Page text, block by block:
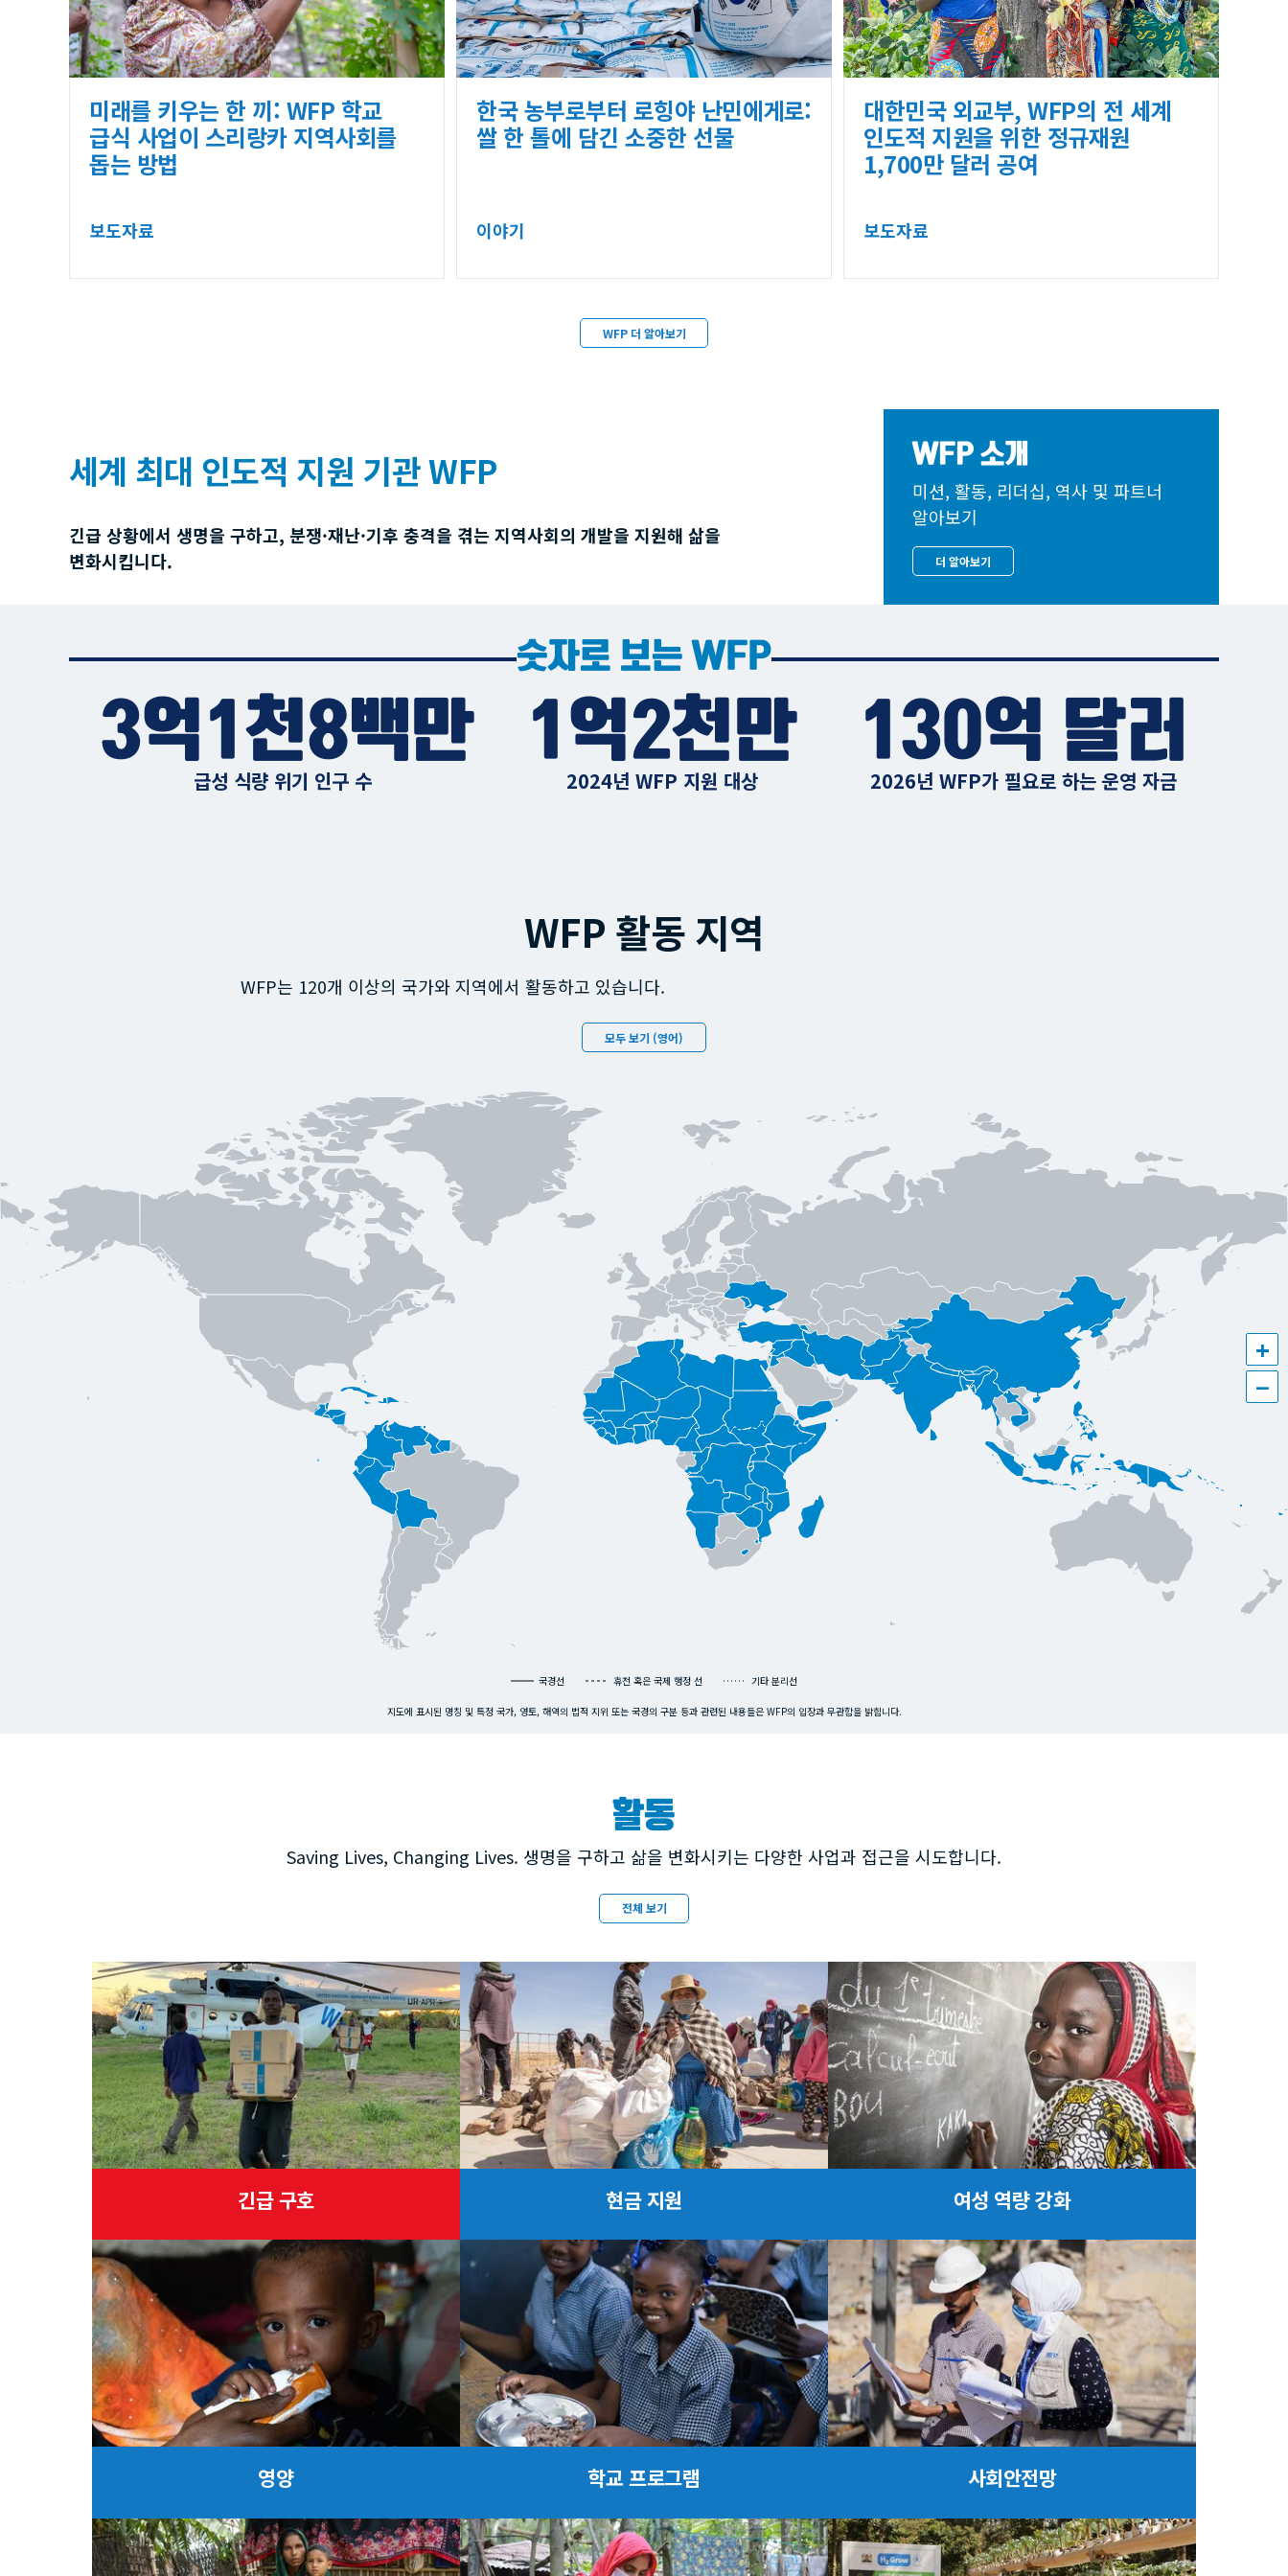
미래를 키우는 한 끼: WFP 학교
급식 사업이 스리랑카 지역사회를
돕는 방법
보도자료
한국 농부로부터 로힝야 난민에게로:
쌀 한 톨에 담긴 소중한 선물
이야기
대한민국 외교부, WFP의 전 세계
인도적 지원을 위한 정규재원
1,700만 달러 공여
보도자료
WFP 더 알아보기
세계 최대 인도적 지원 기관 WFP
긴급 상황에서 생명을 구하고, 분쟁·재난·기후 충격을 겪는 지역사회의 개발을 지원해 삶을
변화시킵니다.
WFP 소개
미션, 활동, 리더십, 역사 및 파트너
알아보기
더 알아보기
숫자로 보는 WFP
3억1천8백만
급성 식량 위기 인구 수
1억2천만
2024년 WFP 지원 대상
130억 달러
2026년 WFP가 필요로 하는 운영 자금
WFP 활동 지역
WFP는 120개 이상의 국가와 지역에서 활동하고 있습니다.
모두 보기 (영어)
+
−
국경선 휴전 혹은 국제 행정 선 기타 분리선
지도에 표시된 명칭 및 특정 국가, 영토, 해역의 법적 지위 또는 국경의 구분 등과 관련된 내용들은 WFP의 입장과 무관함을 밝힙니다.
활동
Saving Lives, Changing Lives. 생명을 구하고 삶을 변화시키는 다양한 사업과 접근을 시도합니다.
전체 보기
긴급 구호 현금 지원 여성 역량 강화
영양 학교 프로그램 사회안전망